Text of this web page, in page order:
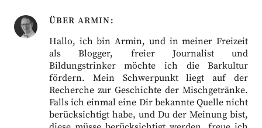
ÜBER ARMIN
Hallo, ich bin Armin, und in meiner Freizeit
als Blogger, freier Journalist und
Bildungstrinker möchte ich die Barkultur
fördern. Mein Schwerpunkt liegt auf der
Recherche zur Geschichte der Mischgetränke.
Falls ich einmal eine Dir bekannte Quelle nicht
berücksichtigt habe, und Du der Meinung bist,